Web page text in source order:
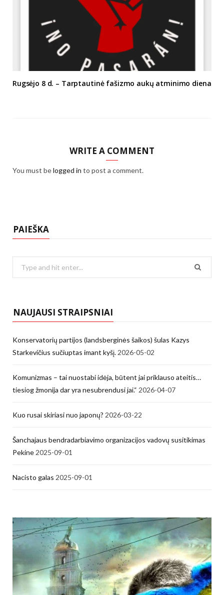
Rugsėjo 8 d. – Tarptautinė fašizmo aukų atminimo diena
WRITE A COMMENT
You must belogged in to post a comment.
PAIEŠKA
NAUJAUSI STRAIPSNIAI
Konservatorių partijos (landsberginės šaikos) šulas Kazys
Starkevičius sučiuptas imant kyšį. 2026-05-02
Komunizmas – tai nuostabi idėja, būtent jai priklauso ateitis…
tiesiog žmonija dar yra nesubrendusi jai.“ 2026-04-07
Kuo rusai skiriasi nuo japonų? 2026-03-22
Šanchajaus bendradarbiavimo organizacijos vadovų susitikimas
Pekine 2025-09-01
Nacisto galas 2025-09-01